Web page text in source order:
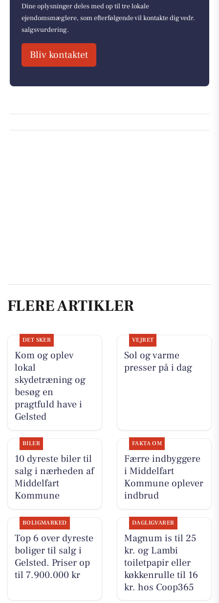
Dine oplysninger deles med op til tre lokale
ejendomsmæglere, som efterfølgende vil kontakte dig vedr.
salgsvurdering.
Bliv kontaktet
FLERE ARTIKLER
DET SKER
Kom og oplev
lokal
skydetræning og
besøg en
pragtfuld have i
Gelsted
VEJRET
Sol og varme
presser på i dag
BILER
10 dyreste biler til
salg i nærheden af
Middelfart
Kommune
FAKTA OM
Færre indbyggere
i Middelfart
Kommune oplever
indbrud
BOLIGMARKED
Top 6 over dyreste
boliger til salg i
Gelsted. Priser op
til 7.900.000 kr
DAGLIGVARER
Magnum is til 25
kr. og Lambi
toiletpapir eller
køkkenrulle til 16
kr. hos Coop365